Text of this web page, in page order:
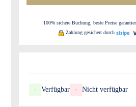
100% sichere Buchung, beste Preise
Zahlung gesichert durch
- Verfügbar - Nicht verfügbar